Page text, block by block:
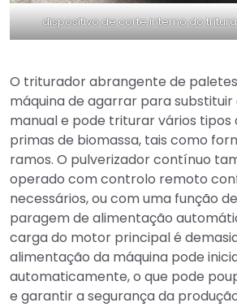
dispositivo de corte interno do
O triturador abrangente de
máquina de agarrar para
manual e pode triturar vários tipos
primas de biomassa, tais como
ramos. O pulverizador contínuo
operado com controlo remoto
necessários, ou com uma função
paragem de alimentação
carga do motor principal é
alimentação da máquina pode
automaticamente, o que pode
e garantir a segurança da